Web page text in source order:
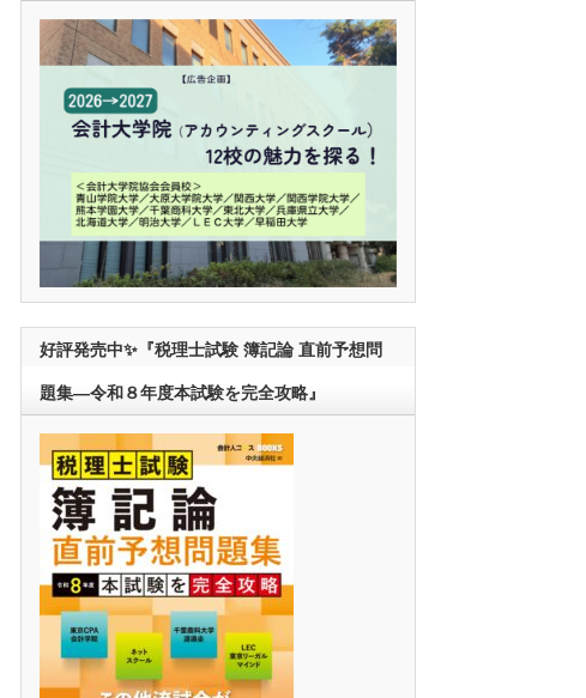
好評発売中✨『税理士試験 簿記論 直前予想問
題集―令和８年度本試験を完全攻略』